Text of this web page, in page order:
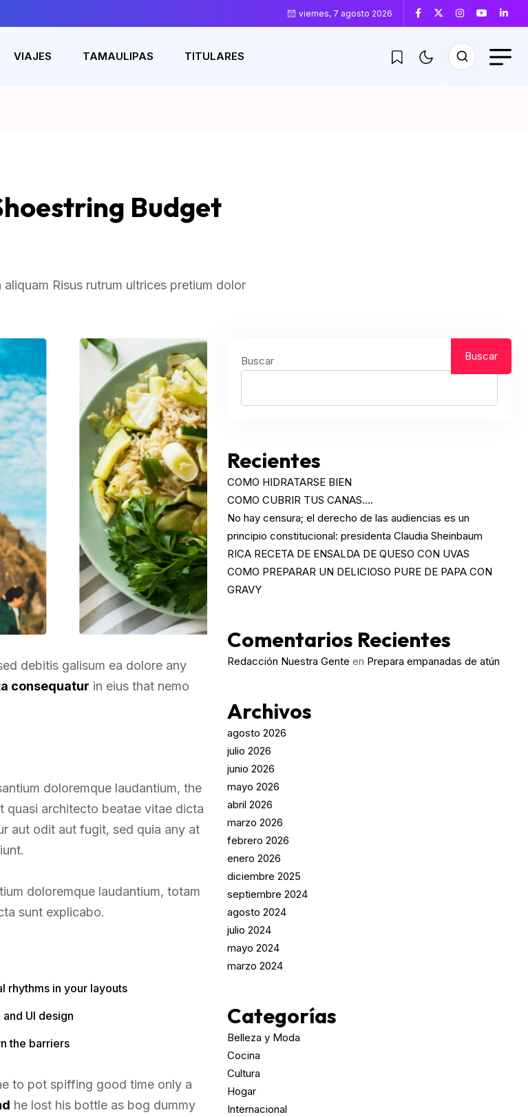
viernes, 7 agosto 2026
VIAJES TAMAULIPAS TITULARES
Budget
Risus rutrum ultrices pretium dolor
debitis galisum ea dolore any
consequatur in eius that nemo
doloremque laudantium, the
quasi architecto beatae vitae dicta
aut odit aut fugit, sed quia any at
doloremque laudantium, totam
sunt explicabo.
rhythms in your layouts
UI design
the barriers
to pot spiffing good time only a
he lost his bottle as bog dummy
Buscar Buscar
Recientes
COMO HIDRATARSE BIEN
COMO CUBRIR TUS CANAS….
No hay censura; el derecho de las audiencias es un
principio constitucional: presidenta Claudia Sheinbaum
RICA RECETA DE ENSALDA DE QUESO CON UVAS
COMO PREPARAR UN DELICIOSO PURE DE PAPA CON
GRAVY
Comentarios Recientes
Redacción Nuestra Gente en Prepara empanadas de atún
Archivos
agosto 2026
julio 2026
junio 2026
mayo 2026
abril 2026
marzo 2026
febrero 2026
enero 2026
diciembre 2025
septiembre 2024
agosto 2024
julio 2024
mayo 2024
marzo 2024
Categorías
Belleza y Moda
Cocina
Cultura
Hogar
Internacional